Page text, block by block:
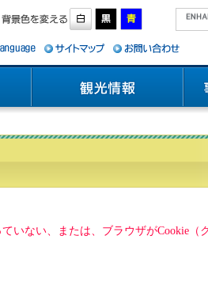
いない、または、ブラウザがCookie